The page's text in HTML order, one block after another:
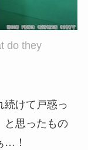
do they
けて戸惑っ
と思ったもの
…！